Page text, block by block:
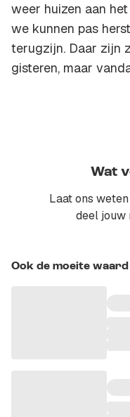
weer huizen aan
we kunnen pas
terugzijn. Daar zijn
gisteren, maar
Wat
Laat ons
deel jouw
Ook de moeite waard